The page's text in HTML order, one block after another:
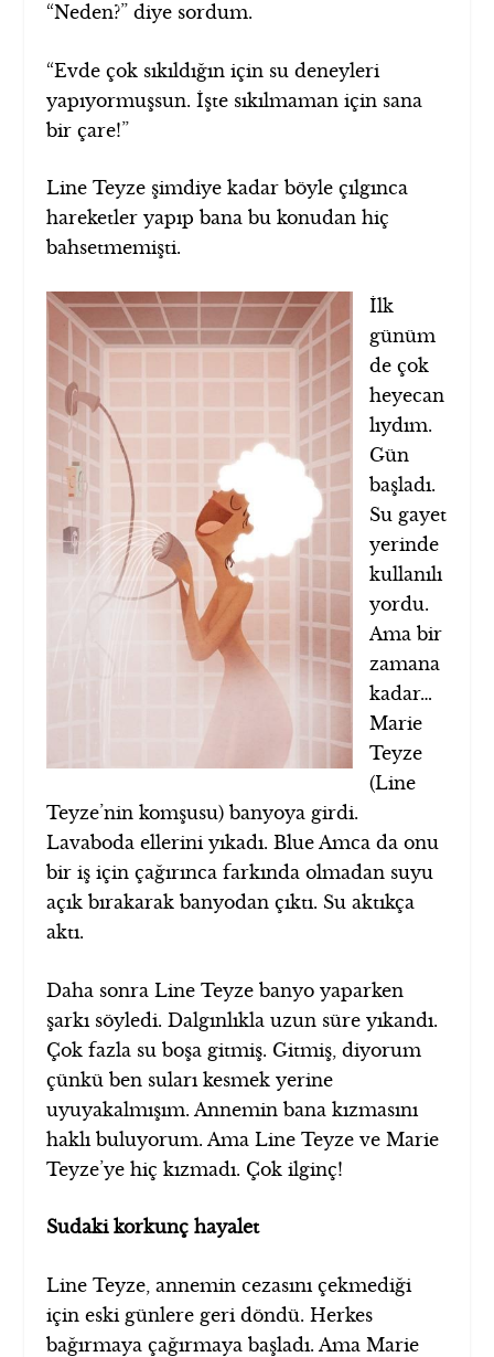
“Neden?” diye sordum.
“Evde çok sıkıldığın için su deneyleri
yapıyormuşsun. İşte sıkılmaman için sana
bir çare!”
Line Teyze şimdiye kadar böyle çılgınca
hareketler yapıp bana bu konudan hiç
bahsetmemişti.
İlk
günüm
de çok
heyecan
lıydım.
Gün
başladı.
Su gayet
yerinde
kullanılı
yordu.
Ama bir
zamana
kadar…
Marie
Teyze
(Line
Teyze’nin komşusu) banyoya girdi.
Lavaboda ellerini yıkadı. Blue Amca da onu
bir iş için çağırınca farkında olmadan suyu
açık bırakarak banyodan çıktı. Su aktıkça
aktı.
Daha sonra Line Teyze banyo yaparken
şarkı söyledi. Dalgınlıkla uzun süre yıkandı.
Çok fazla su boşa gitmiş. Gitmiş, diyorum
çünkü ben suları kesmek yerine
uyuyakalmışım. Annemin bana kızmasını
haklı buluyorum. Ama Line Teyze ve Marie
Teyze’ye hiç kızmadı. Çok ilginç!
Sudaki korkunç hayalet
Line Teyze, annemin cezasını çekmediği
için eski günlere geri döndü. Herkes
bağırmaya çağırmaya başladı. Ama Marie